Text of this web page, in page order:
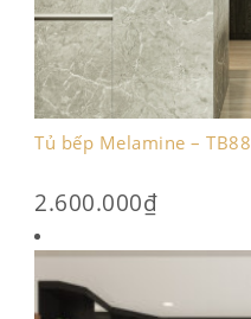
Tủ bếp Melamine – TB88
2.600.000₫